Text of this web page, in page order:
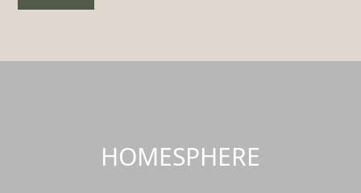
HOMESPHERE